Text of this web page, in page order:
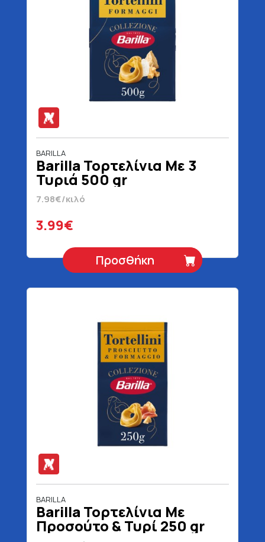
BARILLA
Barilla Τορτελίνια Με 3
Τυριά 500 gr
7.98€/κιλό
3.99€
Προσθήκη
BARILLA
Barilla Τορτελίνια Με
Προσούτο & Τυρί 250 gr